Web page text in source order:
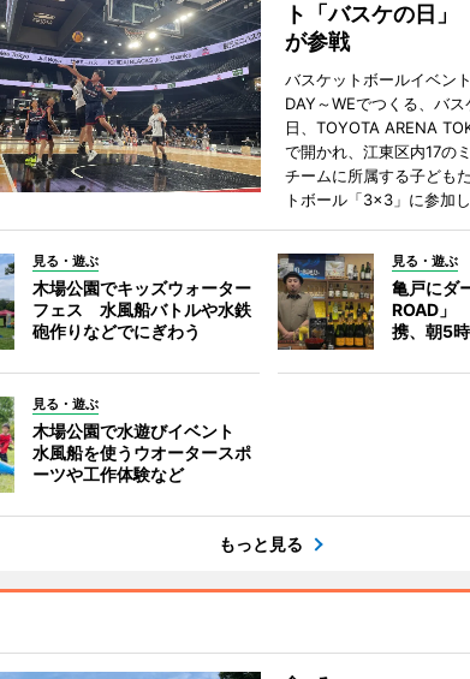
ト「バスケの日
が参戦
バスケットボールイベン
DAY～WEでつくる、バ
日、TOYOTA ARENA
で開かれ、江東区内17の
チームに所属する子ども
トボール「3×3」に参加し
見る・遊ぶ
木場公園でキッズウォーター
フェス 水風船バトルや水鉄
砲作りなどでにぎわう
見る・遊ぶ
亀戸にダ
ROAD」
携、朝5
見る・遊ぶ
木場公園で水遊びイベント
水風船を使うウオータースポ
ーツや工作体験など
もっと見る